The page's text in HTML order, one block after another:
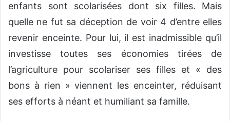
enfants sont scolarisées dont six filles. Mais
quelle ne fut sa déception de voir 4 d’entre elles
revenir enceinte. Pour lui, il est inadmissible qu’il
investisse toutes ses économies tirées de
l’agriculture pour scolariser ses filles et « des
bons à rien » viennent les enceinter, réduisant
ses efforts à néant et humiliant sa famille.